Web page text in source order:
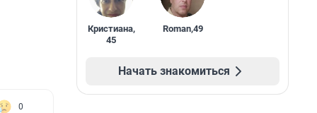
0
Кристиана,
45
Roman,49
Начать знакомиться